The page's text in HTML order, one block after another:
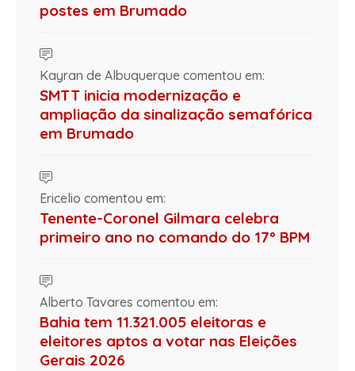
postes em Brumado
Kayran de Albuquerque comentou em:
SMTT inicia modernização e
ampliação da sinalização semafórica
em Brumado
Ericelio comentou em:
Tenente-Coronel Gilmara celebra
primeiro ano no comando do 17º BPM
Alberto Tavares comentou em:
Bahia tem 11.321.005 eleitoras e
eleitores aptos a votar nas Eleições
Gerais 2026